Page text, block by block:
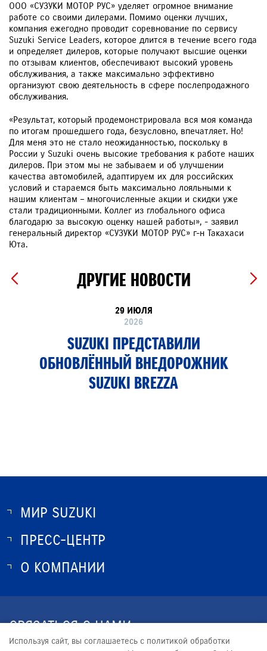
ООО «СУЗУКИ МОТОР РУС» уделяет огромное внимание
работе со своими дилерами. Помимо оценки лучших,
компания ежегодно проводит соревнование по сервису
Suzuki Service Leaders, которое длится в течение всего года
и определяет дилеров, которые получают высшие оценки
по отзывам клиентов, обеспечивают высокий уровень
обслуживания, а также максимально эффективно
организуют свою деятельность в сфере послепродажного
обслуживания.
«Результат, который продемонстрировала вся моя команда
по итогам прошедшего года, безусловно, впечатляет. Но!
Для меня это не стало неожиданностью, поскольку в
России у Suzuki очень высокие требования к работе наших
дилеров. При этом мы не забываем и об улучшении
качества автомобилей, адаптируем их для российских
условий и стараемся быть максимально лояльными к
нашим клиентам – многочисленные акции и скидки уже
стали традиционными. Коллег из глобального офиса
благодарю за высокую оценку нашей работы», - заявил
генеральный директор «СУЗУКИ МОТОР РУС» г-н Такахаси
Юта.
ДРУГИЕ НОВОСТИ
29 ИЮЛЯ
2026
SUZUKI ПРЕДСТАВИЛИ
ОБНОВЛЁННЫЙ ВНЕДОРОЖНИК
SUZUKI BREZZA
МИР SUZUKI
О SUZUKI
ОПТОВЫЕ ПРОДАЖИ ЗАПЧАСТЕЙ
ПРЕСС-ЦЕНТР
НОВОСТИ
О КОМПАНИИ
СВЯЗАТЬСЯ С НАМИ
Используя сайт, вы соглашаетесь с политикой обработки